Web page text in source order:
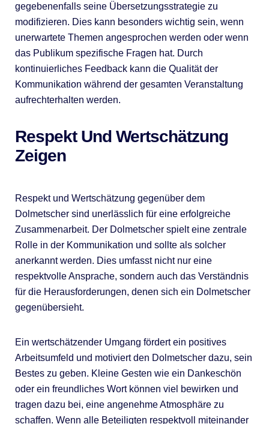
gegebenenfalls seine Übersetzungsstrategie zu
modifizieren. Dies kann besonders wichtig sein, wenn
unerwartete Themen angesprochen werden oder wenn
das Publikum spezifische Fragen hat. Durch
kontinuierliches Feedback kann die Qualität der
Kommunikation während der gesamten Veranstaltung
aufrechterhalten werden.
Respekt Und Wertschätzung
Zeigen
Respekt und Wertschätzung gegenüber dem
Dolmetscher sind unerlässlich für eine erfolgreiche
Zusammenarbeit. Der Dolmetscher spielt eine zentrale
Rolle in der Kommunikation und sollte als solcher
anerkannt werden. Dies umfasst nicht nur eine
respektvolle Ansprache, sondern auch das Verständnis
für die Herausforderungen, denen sich ein Dolmetscher
gegenübersieht.
Ein wertschätzender Umgang fördert ein positives
Arbeitsumfeld und motiviert den Dolmetscher dazu, sein
Bestes zu geben. Kleine Gesten wie ein Dankeschön
oder ein freundliches Wort können viel bewirken und
tragen dazu bei, eine angenehme Atmosphäre zu
schaffen. Wenn alle Beteiligten respektvoll miteinander